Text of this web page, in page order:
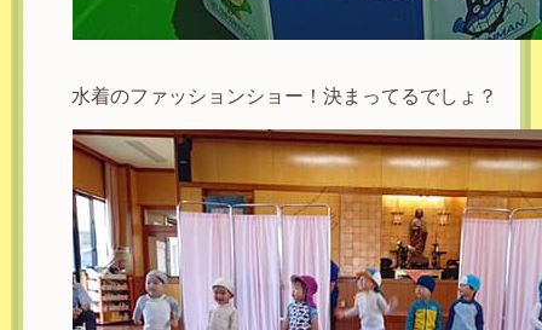
水着のファッションショー！決まってるでしょ？